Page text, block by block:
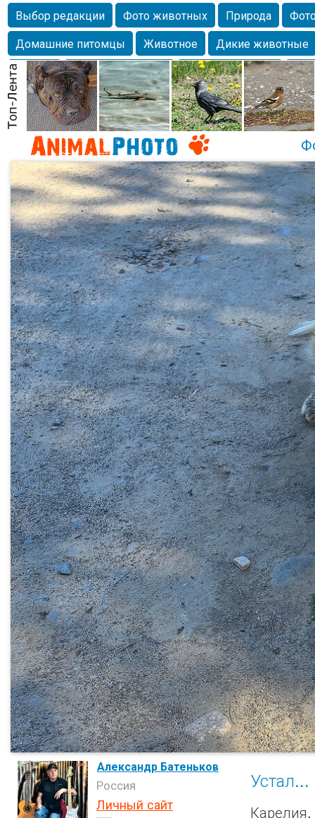
Выбор редакции Фото животных Природа
Домашние питомцы
Животное
Дикие животные
Собаки
Alexanderandronik Млекопитающие
Морда
Собачка Осень Портрет
Домашние
Насекомое
Коты Lebert Дикие птицы Утка
Александр Батеньков
Россия
Личный сайт